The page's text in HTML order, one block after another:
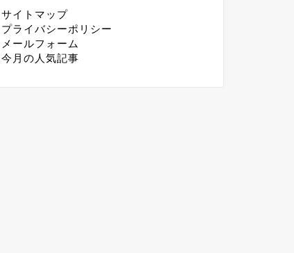
サイトマップ
プライバシーポリシー
メールフォーム
今月の人気記事